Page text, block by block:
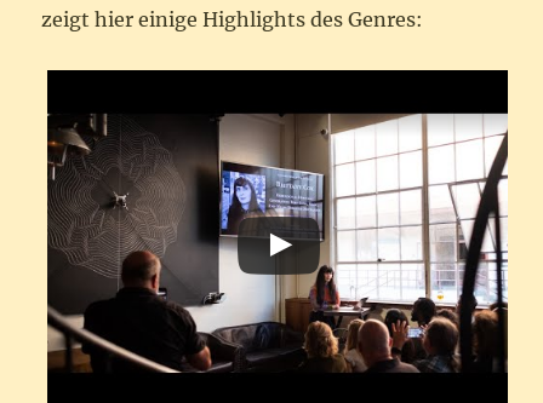
zeigt hier einige Highlights des Genres: